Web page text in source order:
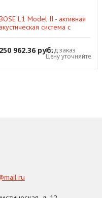
L1 Model II - активная
акустическая система с
250 962.36 руб.Под заказ
Цену уточняйте